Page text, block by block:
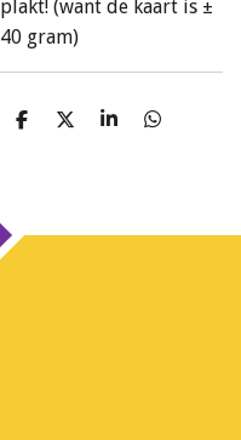
plakt! (want de kaart is ±
40 gram)
D
D
S
D